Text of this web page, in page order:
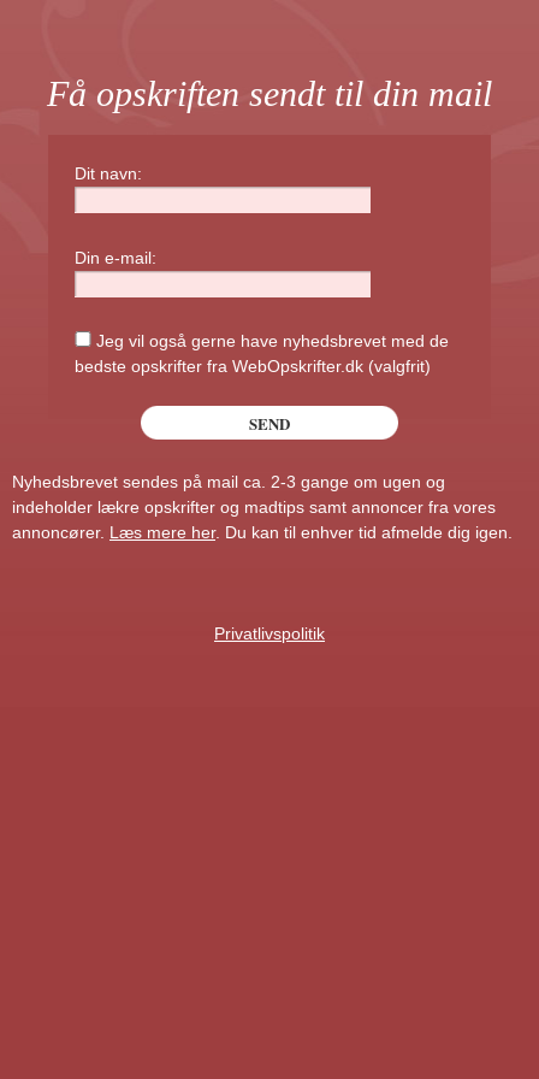
Få opskriften sendt til din mail
Dit navn:
Din e-mail:
Jeg vil også gerne have nyhedsbrevet med de
bedste opskrifter fra WebOpskrifter.dk (valgfrit)
Nyhedsbrevet sendes på mail ca. 2-3 gange om ugen og
indeholder lækre opskrifter og madtips samt annoncer fra vores
annoncører. Læs mere her. Du kan til enhver tid afmelde dig igen.
Privatlivspolitik